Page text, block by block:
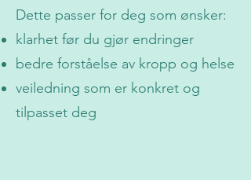
Dette passer for deg som ønsker:
klarhet før du gjør endringer
bedre forståelse av kropp og helse
veiledning som er konkret og
tilpasset deg